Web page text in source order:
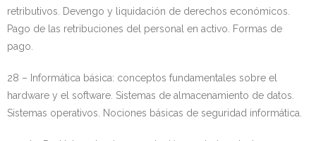
retributivos. Devengo y liquidación de derechos económicos.
Pago de las retribuciones del personal en activo. Formas de
pago.
28 – Informática básica: conceptos fundamentales sobre el
hardware y el software. Sistemas de almacenamiento de datos.
Sistemas operativos. Nociones básicas de seguridad informática.